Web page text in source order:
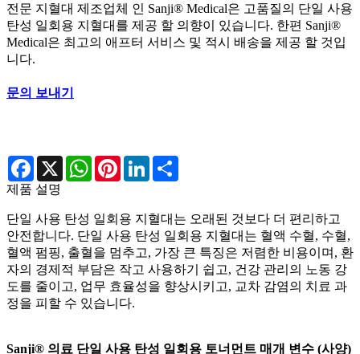
전문 지혈대 제조업체 인 Sanji® Medical은 고품질의 단일 사용
탄성 일회용 지혈대를 제공 할 의향이 있습니다. 한편 Sanji®
Medical은 최고의 애프터 서비스 및 적시 배송을 제공 할 것입
니다.
문의 보내기
Facebook
X WhatsAppPinterestLinkedIn
제품 설명
단일 사용 탄성 일회용 지혈대는 오래된 것보다 더 편리하고
안전합니다. 단일 사용 탄성 일회용 지혈대는 혈액 수혈, 수혈,
혈액 펌핑, 출혈을 멈추고, 가장 큰 특징은 저렴한 비용이며, 환
자의 경제적 부담은 작고 사용하기 쉽고, 건강 관리의 노동 강
도를 줄이고, 업무 효율성을 향상시키고, 교차 감염의 치료 과
정을 피할 수 있습니다.
Sanji® 의료 단일 사용 탄성 일회용 토너먼트 매개 변수 (사양)